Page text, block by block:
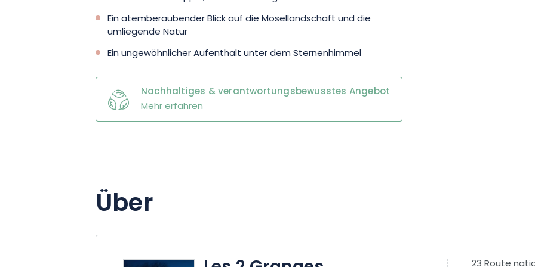
Ein atemberaubender Blick auf die Mosellandschaft und die
umliegende Natur
Ein ungewöhnlicher Aufenthalt unter dem Sternenhimmel
Nachhaltiges & verantwortungsbewusstes Angebot
Mehr erfahren
Über